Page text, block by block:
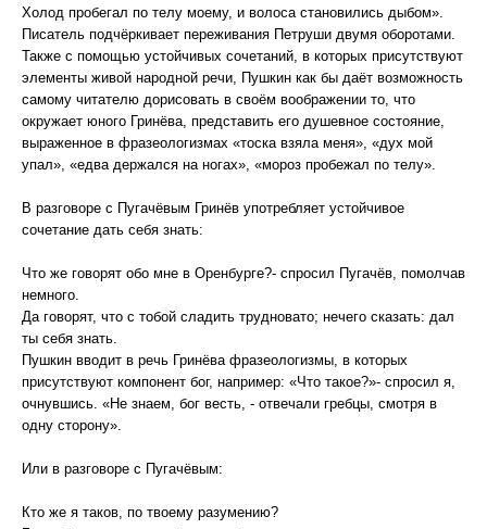
Холод пробегал по телу моему, и волоса становились дыбом».
Писатель подчёркивает переживания Петруши двумя оборотами.
Также с помощью устойчивых сочетаний, в которых присутствуют
элементы живой народной речи, Пушкин как бы даёт возможность
самому читателю дорисовать в своём воображении то, что
окружает юного Гринёва, представить его душевное состояние,
выраженное в фразеологизмах «тоска взяла меня», «дух мой
упал», «едва держался на ногах», «мороз пробежал по телу».
В разговоре с Пугачёвым Гринёв употребляет устойчивое
сочетание дать себя знать:
Что же говорят обо мне в Оренбурге?- спросил Пугачёв, помолчав
немного.
Да говорят, что с тобой сладить трудновато; нечего сказать: дал
ты себя знать.
Пушкин вводит в речь Гринёва фразеологизмы, в которых
присутствуют компонент бог, например: «Что такое?»- спросил я,
очнувшись. «Не знаем, бог весть, - отвечали гребцы, смотря в
одну сторону».
Или в разговоре с Пугачёвым:
Кто же я таков, по твоему разумению?